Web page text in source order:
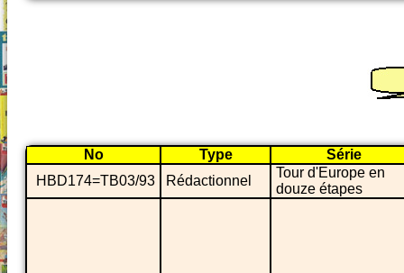
No Type
Série
HBD174=TB03/93
Rédactionnel
Tour d'Europe en
douze étapes